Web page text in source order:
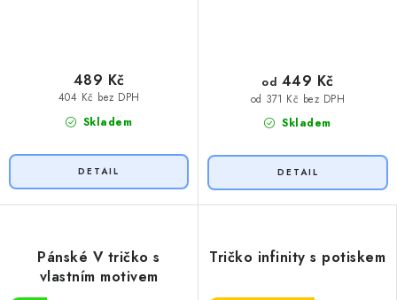
Skladem
404 Kč bez DPH
489 Kč
Skladem
od 371 Kč bez DPH
od 449 Kč
Pánské V tričko s
vlastním motivem
Tričko infinity s potiskem